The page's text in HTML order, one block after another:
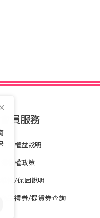
會員服務
會員權益說明
隱私權政策
維修/保固說明
商品禮券/提貨券查詢